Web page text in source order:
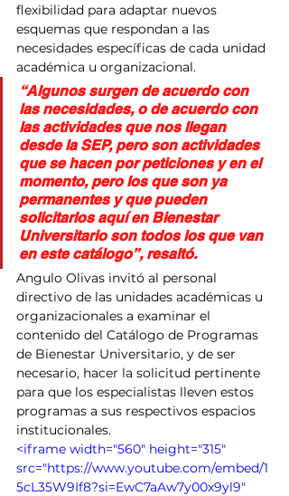
flexibilidad para adaptar nuevos
esquemas que respondan a las
necesidades específicas de cada unidad
académica u organizacional.
“Algunos surgen de acuerdo con
las necesidades, o de acuerdo con
las actividades que nos llegan
desde la SEP, pero son actividades
que se hacen por peticiones y en el
momento, pero los que son ya
permanentes y que pueden
solicitarlos aquí en Bienestar
Universitario son todos los que van
en este catálogo”, resaltó.
Angulo Olivas invitó al personal
directivo de las unidades académicas u
organizacionales a examinar el
contenido del Catálogo de Programas
de Bienestar Universitario, y de ser
necesario, hacer la solicitud pertinente
para que los especialistas lleven estos
programas a sus respectivos espacios
institucionales.
<iframe width="560" height="315"
src="https://www.youtube.com/embed/1
5cL35W9If8?si=EwC7aAw7y00x9yl9"